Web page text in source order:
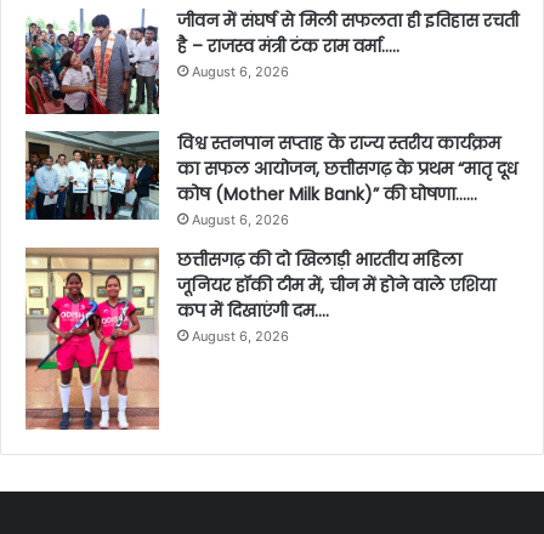
जीवन में संघर्ष से मिली सफलता ही इतिहास रचती
है – राजस्व मंत्री टंक राम वर्मा…..
August 6, 2026
विश्व स्तनपान सप्ताह के राज्य स्तरीय कार्यक्रम
का सफल आयोजन, छत्तीसगढ़ के प्रथम “मातृ दूध
कोष (Mother Milk Bank)” की घोषणा……
August 6, 2026
छत्तीसगढ़ की दो खिलाड़ी भारतीय महिला
जूनियर हॉकी टीम में, चीन में होने वाले एशिया
कप में दिखाएंगी दम….
August 6, 2026